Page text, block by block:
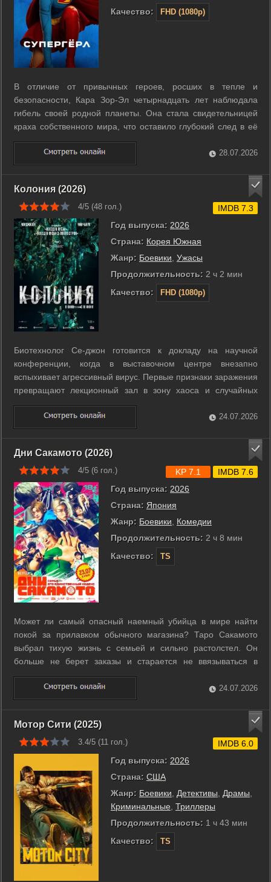
Качество: FHD (1080p)
В отличие от привычных героев, росших в тепле и
безопасности, Кара Зор-Эл четырнадцать лет наблюдала
гибель своей родной планеты. Она стала свидетельницей
краха собственного мира, что оставило глубокий след в её
душе и навсегда изменило восприятие реальности. Теперь,
скитаясь по просторам космоса вместе с верным псом
Крипто, бывшая жительница ...
28.07.2026
Колония (2026)
4/5 (48 гол.)
Год выпуска: 2026
Страна: Корея Южная
Жанр: Боевики Ужасы
Продолжительность: 2 ч 2 мин
Качество:
FHD (1080p)
IMDB 7.3
Биотехнолог Се-джон готовится к докладу на научной
конференции, когда в выставочном центре внезапно
вспыхивает агрессивный вирус. Первые признаки заражения
превращают лекционный зал в зону хаоса и случайных
смертей. Власти немедленно блокируют здание, запирая
всех присутствующих внутри вместе с быстро
меняющимися мутантами. Се-джон пытается найти ...
24.07.2026
Дни Сакамото (2026)
4/5 (6 гол.)
Год выпуска: 2026
Страна: Япония
Жанр: Боевики, Комедии
Продолжительность: 2 ч 8 мин
Качество:
TS
KP 7.1 IMDB 7.6
Может ли самый опасный наемный убийца в мире найти
покой за прилавком обычного магазина? Таро Сакамото
выбрал тихую жизнь с семьей и сильно растолстел. Он
больше не берет заказы и старается не ввязываться в
драки. Прошлое не отпускает легенду преступного мира так
просто. За его голову назначили награду, поэтому в магазин
постоянно наведываются ...
24.07.2026
Мотор Сити (2025)
3.4/5 (11 гол.)
Год выпуска: 2026
Страна: США
Жанр: Боевики Детективы Драмы
Криминальные Триллеры
Продолжительность: 1 ч 43 мин
Качество:
TS
IMDB 6.0